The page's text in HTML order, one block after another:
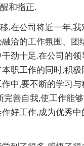
和指正.
,在公司将近一年,
洽的工作氛围、团
劲十足.在公司的
职工作的同时,积
中,要不断的学习与
完善自我,使工作能
好工作,成为优秀中